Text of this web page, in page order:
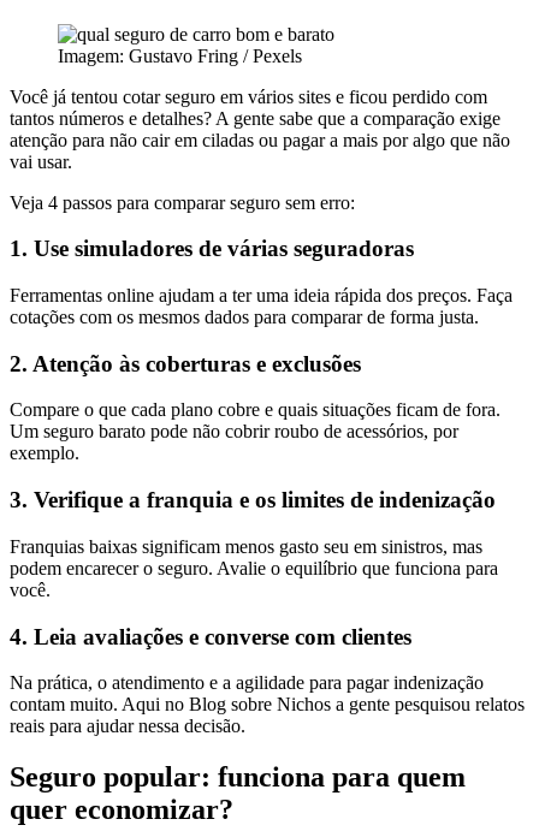
Imagem: Gustavo Fring / Pexels
Você já tentou cotar seguro em vários sites e ficou perdido com
tantos números e detalhes? A gente sabe que a comparação exige
atenção para não cair em ciladas ou pagar a mais por algo que não
vai usar.
Veja 4 passos para comparar seguro sem erro:
1. Use simuladores de várias seguradoras
Ferramentas online ajudam a ter uma ideia rápida dos preços. Faça
cotações com os mesmos dados para comparar de forma justa.
2. Atenção às coberturas e exclusões
Compare o que cada plano cobre e quais situações ficam de fora.
Um seguro barato pode não cobrir roubo de acessórios, por
exemplo.
3. Verifique a franquia e os limites de indenização
Franquias baixas significam menos gasto seu em sinistros, mas
podem encarecer o seguro. Avalie o equilíbrio que funciona para
você.
4. Leia avaliações e converse com clientes
Na prática, o atendimento e a agilidade para pagar indenização
contam muito. Aqui no Blog sobre Nichos a gente pesquisou relatos
reais para ajudar nessa decisão.
Seguro popular: funciona para quem
quer economizar?